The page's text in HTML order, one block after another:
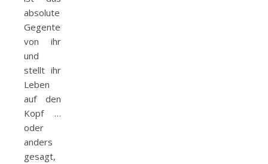
absolute
Gegenteil
von ihr
und
stellt ihr
Leben
auf den
Kopf …
oder
anders
gesagt,